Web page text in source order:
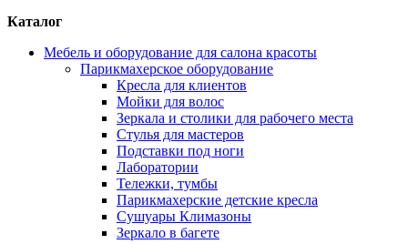
Каталог
Мебель и оборудование для салона красоты
Парикмахерское оборудование
Кресла для клиентов
Мойки для волос
Зеркала и столики для рабочего места
Стулья для мастеров
Подставки под ноги
Лаборатории
Тележки, тумбы
Парикмахерские детские кресла
Сушуары Климазоны
Зеркало в багете